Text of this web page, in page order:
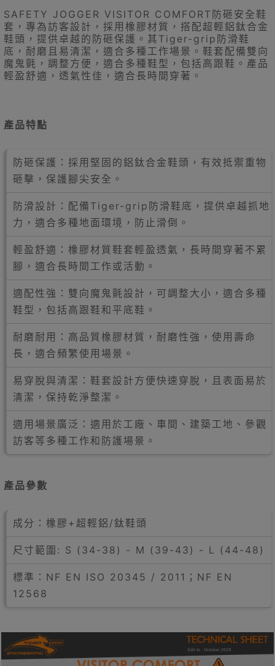
SAFETY JOGGER VISITOR COMFORT防砸安全鞋
套，專為訪客設計，採用橡膠材質，搭配超輕鋁鈦合金
鞋頭，提供卓越的防砸保護。其Tiger-grip防滑鞋
底，耐磨且易清潔，適合多種工作場景。鞋套配備雙向
魔鬼氈，調整方便，適合多種鞋型，包括高跟鞋。產品
輕盈舒適，透氣性佳，適合長時間穿著。
產品特點
防砸保護：採用堅固的鋁鈦合金鞋頭，有效抵禦重物
砸擊，保護腳尖安全。
防滑設計：配備Tiger-grip防滑鞋底，提供卓越抓地
力，適合多種地面環境，防止滑倒​​。
輕盈舒適：橡膠材質鞋套輕盈透氣，長時間穿著不累
腳，適合長時間工作或活動。
適配性強：雙向魔鬼氈設計，可調整大小，適合多種
鞋型，包括高跟鞋和平底鞋。
耐磨耐用：高品質橡膠材質，耐磨性強，使用壽命
長，適合頻繁使用場景。
易穿脫與清潔：鞋套設計方便快速穿脫，且表面易於
清潔，保持乾淨整潔。
適用場景廣泛：適用於工廠、車間、建築工地、參觀
訪客等多種工作和防護場景。
產品參數
成分：橡膠+超輕鋁/鈦鞋頭
尺寸範圍: S (34-38) - M (39-43) - L (44-48)
標準：NF EN ISO 20345 / 2011；NF EN
12568